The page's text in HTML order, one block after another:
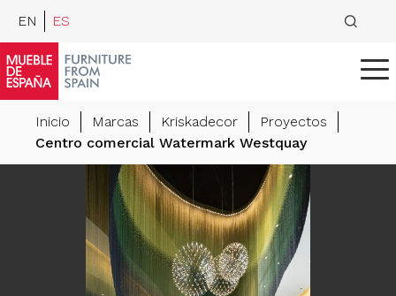
EN ES
Inicio Marcas Kriskadecor
Proyectos
Centro comercial Watermark Westquay